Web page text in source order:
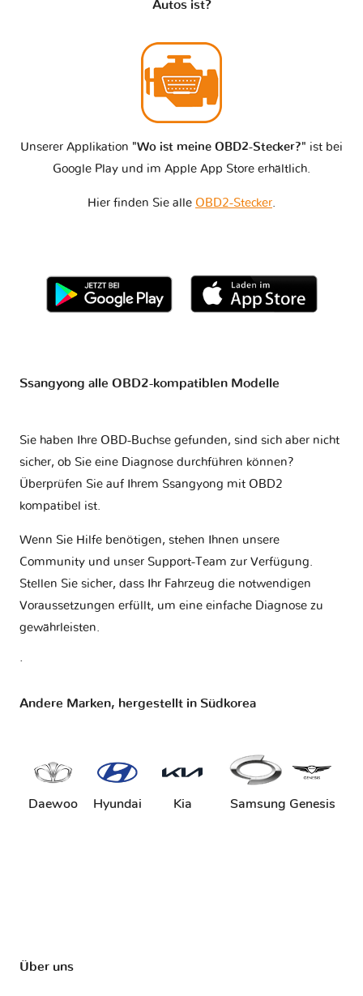
Autos ist?
Unserer Applikation "Wo ist meine OBD2-Stecker?" ist bei
Google Play und im Apple App Store erhältlich.
Hier finden Sie alle OBD2-Stecker.
Ssangyong alle OBD2-kompatiblen Modelle
Sie haben Ihre OBD-Buchse gefunden, sind sich aber nicht
sicher, ob Sie eine Diagnose durchführen können?
Überprüfen Sie auf Ihrem Ssangyong mit OBD2
kompatibel ist.
Wenn Sie Hilfe benötigen, stehen Ihnen unsere
Community und unser Support-Team zur Verfügung.
Stellen Sie sicher, dass Ihr Fahrzeug die notwendigen
Voraussetzungen erfüllt, um eine einfache Diagnose zu
gewährleisten.
Andere Marken, hergestellt in Südkorea
Daewoo Hyundai Kia Samsung Genesis
Über uns